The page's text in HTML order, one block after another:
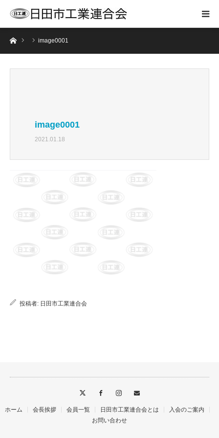
ホーム image0001
image0001
2021.01.18
投稿者: 日田市工業連合会
ホーム 会長挨拶 会員一覧 日田市工業連合会とは
入会のご案内
お問い合わせ